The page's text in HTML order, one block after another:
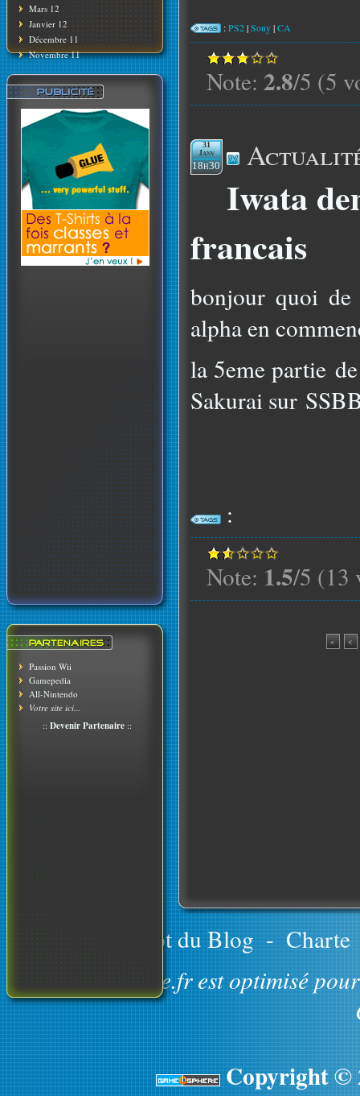
Mars 12
Janvier 12
Décembre 11
Novembre 11
Passion Wii
Gamepedia
All-Nintendo
Votre site ici...
:: Devenir Partenaire ::
:PS2|Sony|CA
Note: 2.8/5 (5
31
Janv
18h30
Iwata
francais
bonjour quoi de
alpha en
la 5eme partie
Sakurai sur
:
Note: 1.5/5 (13
« <
Le concept du Blog - Charte
GameOsphere.fr est optimisé
Copyright ©